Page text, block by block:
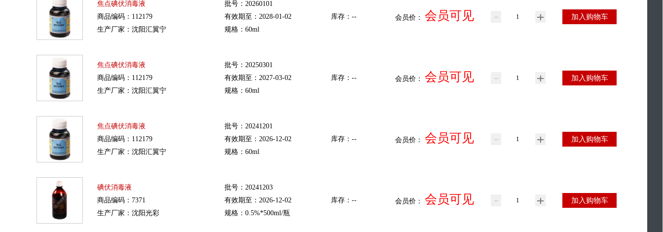
焦点碘伏消毒液
商品编码：112179
生产厂家：沈阳汇翼宁
批号：20260101
有效期至：2028-01-02
规格：60ml
库存：-- 会员价： 会员可见 加入购物车
焦点碘伏消毒液
商品编码：112179
生产厂家：沈阳汇翼宁
批号：20250301
有效期至：2027-03-02
规格：60ml
库存：-- 会员价： 会员可见 加入购物车
焦点碘伏消毒液
商品编码：112179
生产厂家：沈阳汇翼宁
批号：20241201
有效期至：2026-12-02
规格：60ml
库存：-- 会员价： 会员可见 加入购物车
碘伏消毒液
商品编码：7371
生产厂家：沈阳光彩
批号：20241203
有效期至：2026-12-02
规格：0.5%*500ml/瓶
库存：-- 会员价： 会员可见 加入购物车